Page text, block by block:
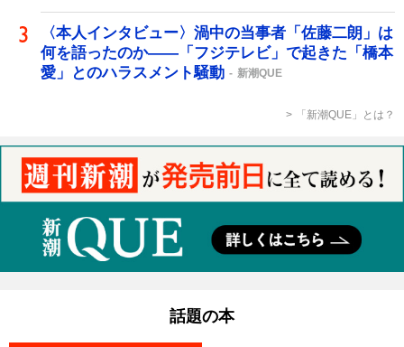
〈本人インタビュー〉渦中の当事者「佐藤二朗」は
何を語ったのか――「フジテレビ」で起きた「橋本
愛」とのハラスメント騒動
新潮QUE
「新潮QUE」とは？
話題の本